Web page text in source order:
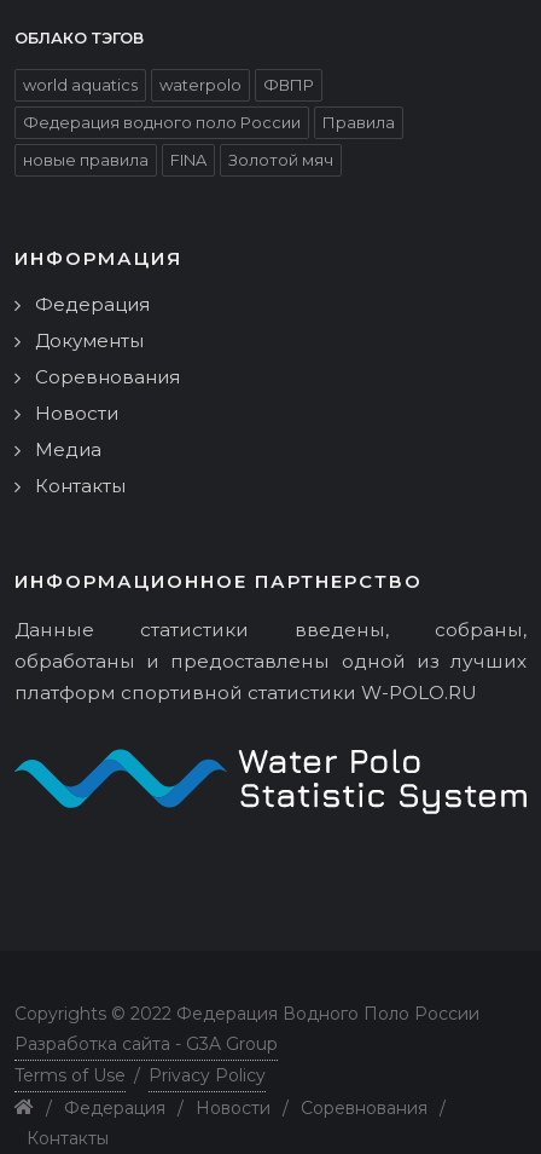
ОБЛАКО ТЭГОВ
world aquatics waterpolo
ФВПР
Федерация водного поло России
Правила
новые правила
FINA Золотой мяч
ИНФОРМАЦИЯ
Федерация
Документы
Соревнования
Новости
Медиа
Контакты
ИНФОРМАЦИОННОЕ ПАРТНЕРСТВО
Данные статистики введены, собраны,
обработаны и предоставлены одной из лучших
платформ спортивной статистики W-POLO.RU
Copyrights © 2022 Федерация Водного Поло России
Разработка сайта - G3A Group
Terms of Use / Privacy Policy
/
Федерация / Новости / Соревнования
/
Контакты